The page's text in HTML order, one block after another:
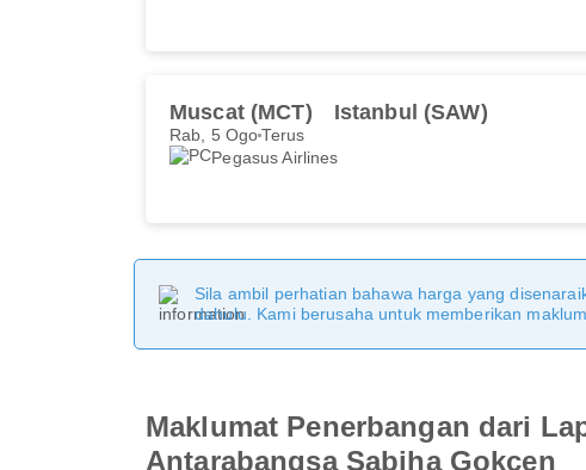
Muscat (MCT) Istanbul (SAW)
Rab, 5 OgoTerus
Pegasus Airlines
Sila ambil perhatian bahawa harga yang
dahulu. Kami berusaha untuk memberikan
Maklumat Penerbangan dari
Antarabangsa Sabiha Gokcen